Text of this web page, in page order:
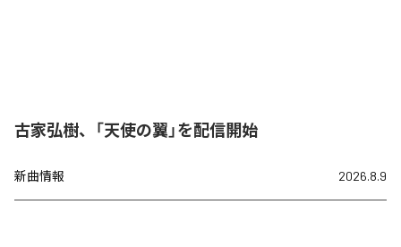
古家弘樹、「天使の翼」を配信開始
新曲情報 2026.8.9